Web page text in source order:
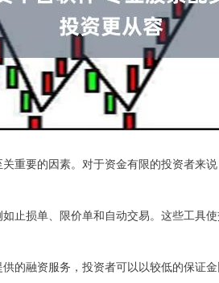
重要的因素。对于资金有限的投资者来
止损单、限价单和自动交易。这些工具
的融资服务，投资者可以以较低的保证